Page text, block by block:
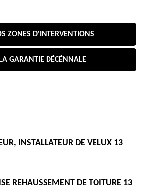
ZONES D'INTERVENTIONS
GARANTIE DÉCÉNNALE
INSTALLATEUR DE VELUX 13
REHAUSSEMENT DE TOITURE 13